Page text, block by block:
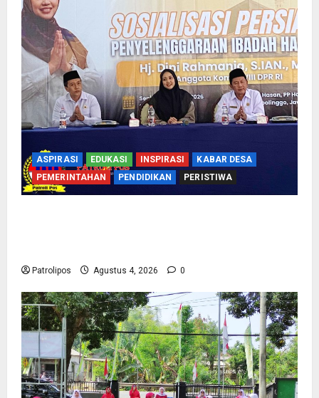
ASPIRASI EDUKASI INSPIRASI
KABAR DESA
PEMERINTAHAN
PENDIDIKAN PERISTIWA
Patrolipos Agustus 4, 2026 0